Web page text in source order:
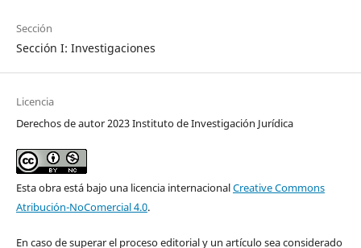
Sección
Sección I: Investigaciones
Licencia
Derechos de autor 2023 Instituto de Investigación Jurídica
Esta obra está bajo una licencia internacionalCreative Commons
Atribución-NoComercial 4.0.
En caso de superar el proceso editorial y un artículo sea considerado